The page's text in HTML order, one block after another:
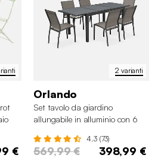
€
2 varianti
Orlando
Set tavolo da giardino
allungabile in alluminio con 6
4.3 (73)
569,99 € 398,99 €